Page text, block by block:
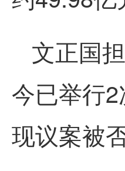
文正国
今已举行
现议案被